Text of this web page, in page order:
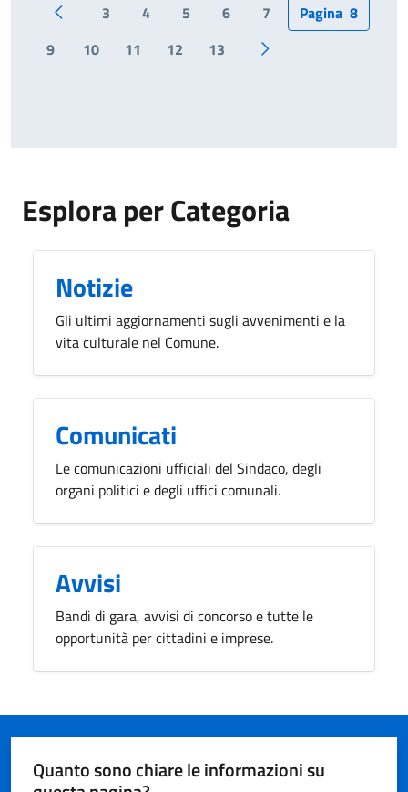
Pagina precedente
3 4 5 6 7 Pagina 8
9
10 11 12 13 Pagina successiva
Esplora per Categoria
Notizie
Gli ultimi aggiornamenti sugli avvenimenti e la
vita culturale nel Comune.
Comunicati
Le comunicazioni ufficiali del Sindaco, degli
organi politici e degli uffici comunali.
Avvisi
Bandi di gara, avvisi di concorso e tutte le
opportunità per cittadini e imprese.
Quanto sono chiare le informazioni su